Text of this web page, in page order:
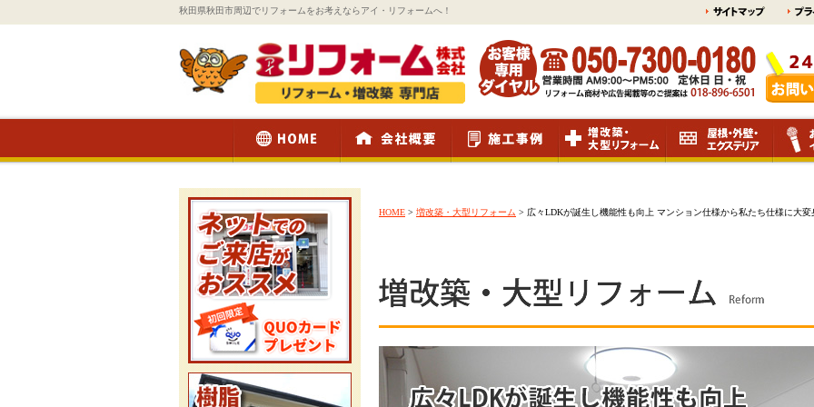
秋田県秋田市周辺でリフォームをお考えならアイ・リフォームへ！
HOME > 増改築・大型リフォーム > 広々LDKが誕生し機能性も向上 マンション仕様から私たち仕様に大変